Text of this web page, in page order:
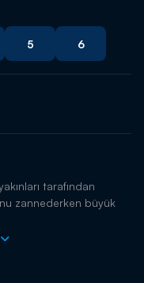
tarafından
zannederken büyük
5 6